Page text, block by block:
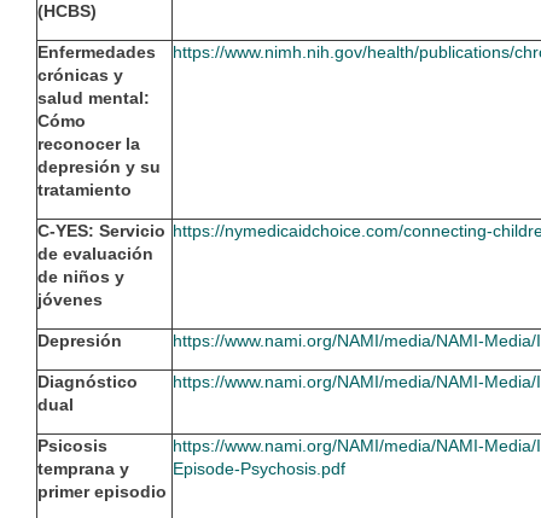
(HCBS)
Enfermedades
crónicas y
salud mental:
Cómo
reconocer la
depresión y su
tratamiento
https://www.nimh.nih.gov/health/publications/
C-YES: Servicio
de evaluación
de niños y
jóvenes
https://nymedicaidchoice.com/connecting-
Depresión https://www.nami.org/NAMI/media/NAMI-
Diagnóstico
dual
https://www.nami.org/NAMI/media/NAMI-
Psicosis
temprana y
primer episodio
https://www.nami.org/NAMI/media/NAMI-
Episode-Psychosis.pdf